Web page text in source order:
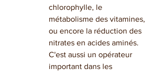
chlorophylle, le
métabolisme des vitamines,
ou encore la réduction des
nitrates en acides aminés.
C'est aussi un opérateur
important dans les